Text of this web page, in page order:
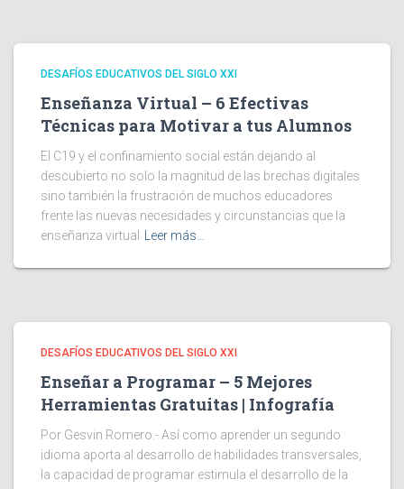
DESAFÍOS EDUCATIVOS DEL SIGLO XXI
Enseñanza Virtual – 6 Efectivas
Técnicas para Motivar a tus Alumnos
El C19 y el confinamiento social están dejando al
descubierto no solo la magnitud de las brechas digitales
sino también la frustración de muchos educadores
frente las nuevas necesidades y circunstancias que la
enseñanza virtual
Leer más…
DESAFÍOS EDUCATIVOS DEL SIGLO XXI
Enseñar a Programar – 5 Mejores
Herramientas Gratuitas | Infografía
Por Gesvin Romero.- Así como aprender un segundo
idioma aporta al desarrollo de habilidades transversales,
la capacidad de programar estimula el desarrollo de la